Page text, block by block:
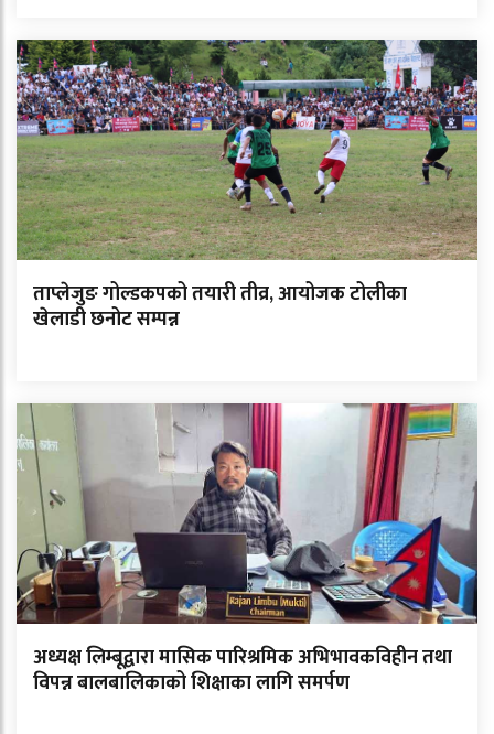
ताप्लेजुङ गोल्डकपको तयारी तीव्र, आयोजक टोलीका
खेलाडी छनोट सम्पन्न
अध्यक्ष लिम्बूद्वारा मासिक पारिश्रमिक अभिभावकविहीन तथा
विपन्न बालबालिकाको शिक्षाका लागि समर्पण